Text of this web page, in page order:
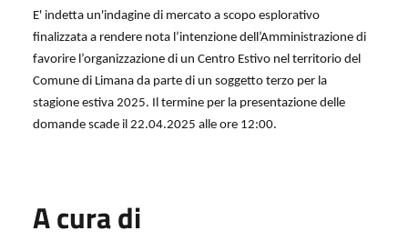
E' indetta un'indagine di mercato a scopo esplorativo
finalizzata a rendere nota l’intenzione dell’Amministrazione di
favorire l’organizzazione di un Centro Estivo nel territorio del
Comune di Limana da parte di un soggetto terzo per la
stagione estiva 2025. Il termine per la presentazione delle
domande scade il 22.04.2025 alle ore 12:00.
A cura di